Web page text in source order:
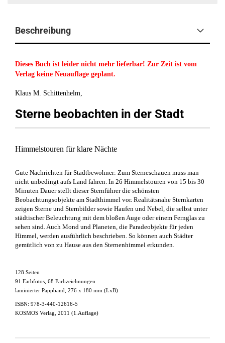
Beschreibung
Dieses Buch ist leider nicht mehr lieferbar! Zur Zeit ist vom
Verlag keine Neuauflage geplant.
Klaus M. Schittenhelm,
Sterne beobachten in der Stadt
Himmelstouren für klare Nächte
Gute Nachrichten für Stadtbewohner: Zum Sterneschauen muss man
nicht unbedingt aufs Land fahren. In 26 Himmelstouren von 15 bis 30
Minuten Dauer stellt dieser Sternführer die schönsten
Beobachtungsobjekte am Stadthimmel vor. Realitätsnahe Sternkarten
zeigen Sterne und Sternbilder sowie Haufen und Nebel, die selbst unter
städtischer Beleuchtung mit dem bloßen Auge oder einem Fernglas zu
sehen sind. Auch Mond und Planeten, die Paradeobjekte für jeden
Himmel, werden ausführlich beschrieben. So können auch Städter
gemütlich von zu Hause aus den Sternenhimmel erkunden.
128 Seiten
91 Farbfotos, 68 Farbzeichnungen
laminierter Pappband, 276 x 180 mm (LxB)
ISBN: 978-3-440-12616-5
KOSMOS Verlag, 2011 (1.Auflage)